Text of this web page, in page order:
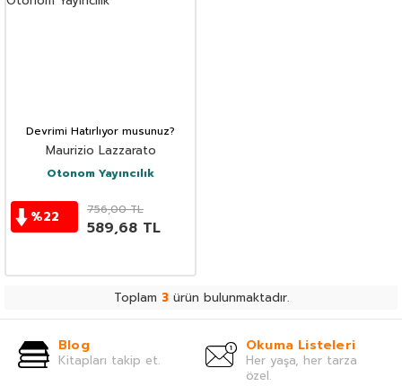
Devrimi Hatırlıyor musunuz?
Maurizio Lazzarato
Otonom Yayıncılık
%22 756,00TL
589,68 TL
Toplam 3ürün bulunmaktadır.
Blog
Kitapları takip et.
Okuma Listeleri
Her yaşa, her tarza
özel.